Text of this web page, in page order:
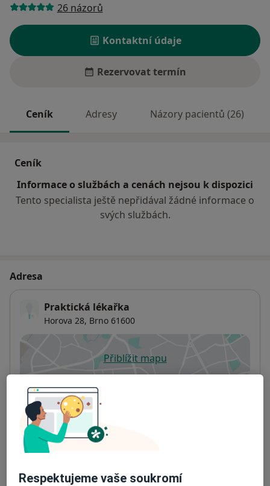
26 názorů
Kontaktní údaje
Rezervovat termín
Ceník Adresy Názory pacientů (26)
Ceník
Informace o službách a cenách nejsou k dispozici
Tento specialista ještě nepřidával žádné informace o
svých službách.
Adresa
Praktická lékařka
Horova 28, Brno 61600
Přiblížit mapuse otevře v nové záložce
Dostupnost
Na této adrese online kalendář není aktivní
Co mám v takové situaci udělat?
Způsoby platby (soukromé návštěvy)
Detaily
Respektujeme vaše soukromí